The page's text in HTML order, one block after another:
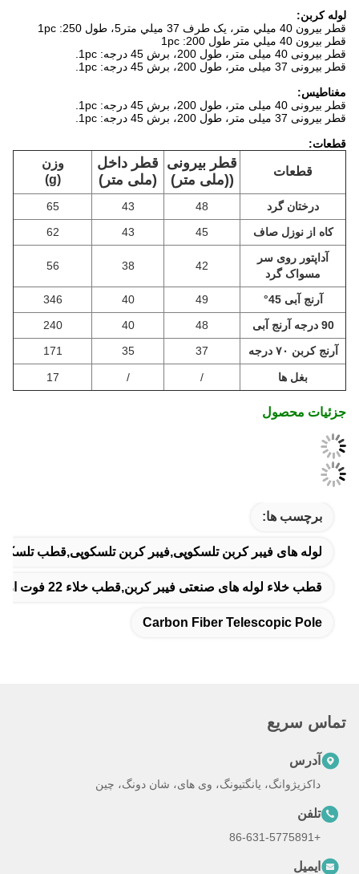
لوله کربن:
قطر بيرون 40 ميلي متر، يک طرف 37 ميلي متر5، طول 250: 1pc
قطر بيرون 40 ميلي متر طول 200: 1pc
قطر بیرونی 40 میلی متر، طول 200، برش 45 درجه: 1pc.
قطر بیرونی 37 میلی متر، طول 200، برش 45 درجه: 1pc.
مغناطيس:
قطر بیرونی 40 میلی متر، طول 200، برش 45 درجه: 1pc.
قطر بیرونی 37 میلی متر، طول 200، برش 45 درجه: 1pc.
قطعات:
قطعات
قطر بیرونی
((ملی متر)
قطر داخل
(ملی متر)
وزن
(g)
درختان گرد 48
43
65
کاه از نوزل صاف
45
43
62
آداپتور روی سر
مسواک گرد
42
38
56
آرنج آبی 45° 49
40
346
90 درجه آرنج آبی
48
40
240
آرنج کربن ۷۰ درجه
37
35
171
بغل ها /
/
17
جزئیات محصول
برچسب ها:
لوله های فیبر کربن تلسکوپی,فیبر کربن تلسکوپی,قطب
قطب خلاء لوله های صنعتی فیبر کربن,قطب خلاء 22 فوت از فیبر کربن,قطب خلاء از فیبر کربن تجاری
Carbon Fiber Telescopic Pole
تماس سریع
آدرس
داکزیژوانگ، یانگتیونگ، وی های، شان دونگ، چین
تلفن
+86-631-5775891
ایمیل